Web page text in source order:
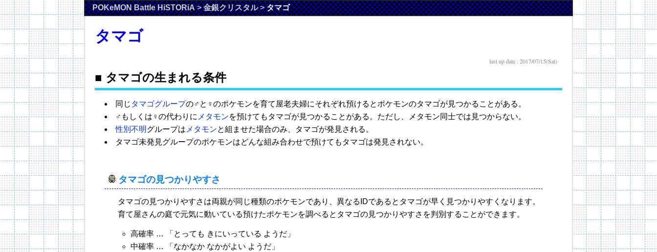
POKeMON Battle HiSTORiA>金銀クリスタル>タマゴ
タマゴ
last up date : 2017/07/15(Sat)
■ タマゴの生まれる条件
同じ タマゴグループの♂と♀のポケモンを育て屋老夫婦にそれぞれ預けるとポケモンのタマゴが見つかることがある。
♂もしくは♀の代わりに メタモンを預けてもタマゴが見つかることがある。ただし、メタモン同士では見つからない。
性別不明グループは メタモンと組ませた場合のみ、タマゴが発見される。
タマゴ未発見グループのポケモンはどんな組み合わせで預けてもタマゴは発見されない。
タマゴの見つかりやすさ
タマゴの見つかりやすさは両親が同じ種類のポケモンであり、異なるIDであるとタマゴが早く見つかりやすくなります。
育て屋さんの庭で元気に動いている預けたポケモンを調べるとタマゴの見つかりやすさを判別することができます。
高確率 … 「とっても きにいっている ようだ」
中確率 … 「なかなか なかがよい ようだ」